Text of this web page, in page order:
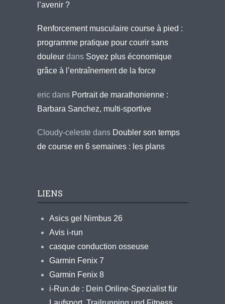
l’avenir ?
Renforcement musculaire course à pied :
programme pratique pour courir sans
douleur dans Soyez plus économique
grâce à l’entraînement de la force
eric dans Portrait de marathonienne :
Barbara Sanchez, multi-sportive
Cloudy-celeste dans Doubler son temps
de course en 6 semaines : les plans
LIENS
Asics gel Nimbus 26
Avis i-run
casque conduction osseuse
Garmin Fenix 7
Garmin Fenix 8
i-Run.de : Dein Online-Spezialist für